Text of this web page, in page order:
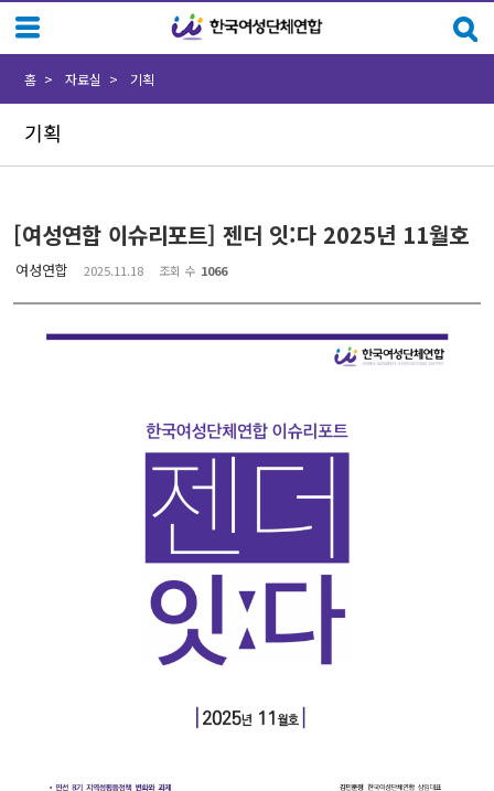
기획
홈 자료실 기획
[여성연합 이슈리포트] 젠더 잇:다 2025년 11월호
여성연합 2025.11.18 조회 수 1066